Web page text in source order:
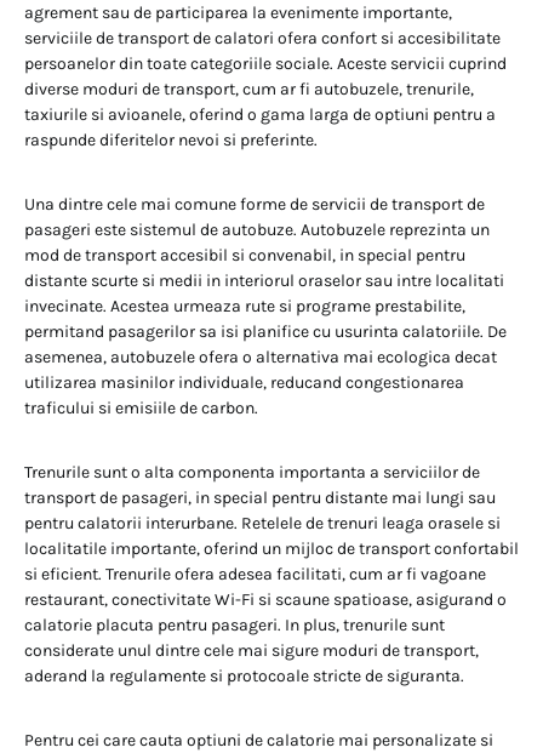
agrement sau de participarea la evenimente importante,
serviciile de transport de calatori ofera confort si accesibilitate
persoanelor din toate categoriile sociale. Aceste servicii cuprind
diverse moduri de transport, cum ar fi autobuzele, trenurile,
taxiurile si avioanele, oferind o gama larga de optiuni pentru a
raspunde diferitelor nevoi si preferinte.
Una dintre cele mai comune forme de servicii de transport de
pasageri este sistemul de autobuze. Autobuzele reprezinta un
mod de transport accesibil si convenabil, in special pentru
distante scurte si medii in interiorul oraselor sau intre localitati
invecinate. Acestea urmeaza rute si programe prestabilite,
permitand pasagerilor sa isi planifice cu usurinta calatoriile. De
asemenea, autobuzele ofera o alternativa mai ecologica decat
utilizarea masinilor individuale, reducand congestionarea
traficului si emisiile de carbon.
Trenurile sunt o alta componenta importanta a serviciilor de
transport de pasageri, in special pentru distante mai lungi sau
pentru calatorii interurbane. Retelele de trenuri leaga orasele si
localitatile importante, oferind un mijloc de transport confortabil
si eficient. Trenurile ofera adesea facilitati, cum ar fi vagoane
restaurant, conectivitate Wi-Fi si scaune spatioase, asigurand o
calatorie placuta pentru pasageri. In plus, trenurile sunt
considerate unul dintre cele mai sigure moduri de transport,
aderand la regulamente si protocoale stricte de siguranta.
Pentru cei care cauta optiuni de calatorie mai personalizate si